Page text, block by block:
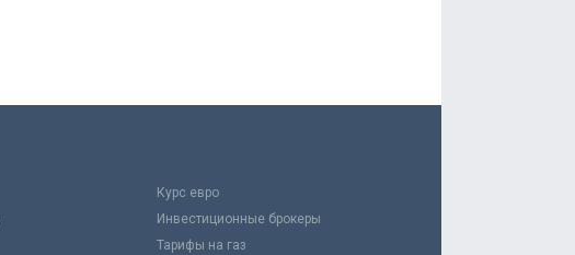
Курс евро
Инвестиционные брокеры
Тарифы на газ